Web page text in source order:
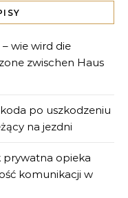
wie wird die
zwischen Haus
po uszkodzeniu
na jezdni
prywatna opieka
komunikacji w